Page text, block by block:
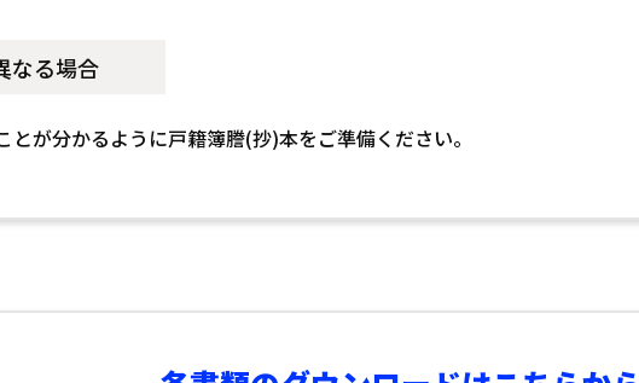
なる場合
とが分かるように戸籍簿謄(抄)本をご準備ください。